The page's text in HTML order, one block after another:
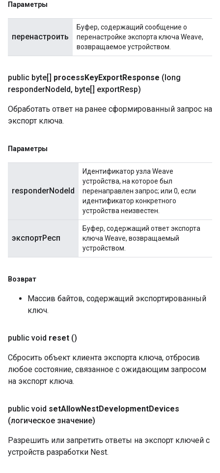
Параметры
перенастроить
Буфер, содержащий сообщение о
перенастройке экспорта ключа Weave,
возвращаемое устройством.
public byte[] processKeyExportResponse (long
responderNodeId, byte[] exportResp)
Обработать ответ на ранее сформированный запрос на
экспорт ключа.
Параметры
responderNodeId
Идентификатор узла Weave
устройства, на которое был
перенаправлен запрос; или 0, если
идентификатор конкретного
устройства неизвестен.
экспортРесп
Буфер, содержащий ответ экспорта
ключа Weave, возвращаемый
устройством.
Возврат
Массив байтов, содержащий экспортированный
ключ.
public void reset ()
Сбросить объект клиента экспорта ключа, отбросив
любое состояние, связанное с ожидающим запросом
на экспорт ключа.
public void setAllowNestDevelopmentDevices
(логическое значение)
Разрешить или запретить ответы на экспорт ключей с
устройств разработки Nest.